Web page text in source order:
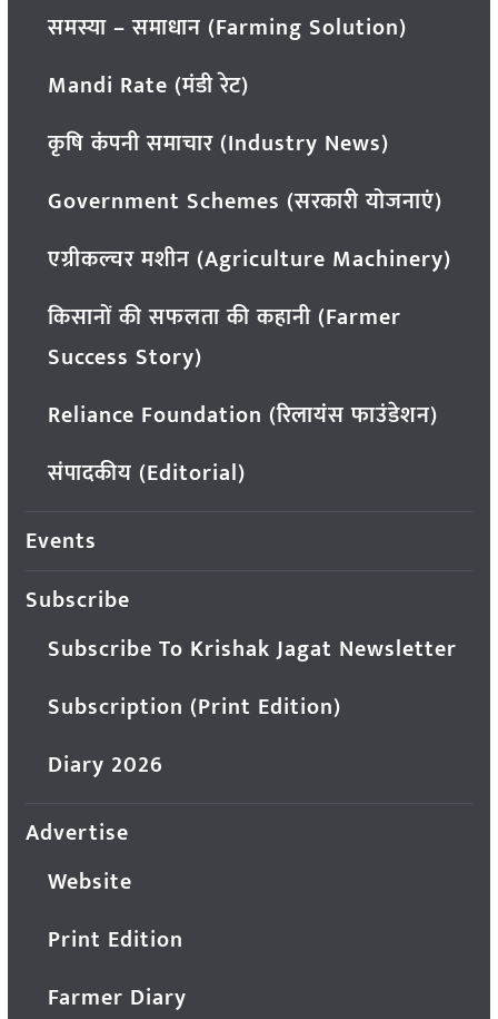
समस्या – समाधान (Farming Solution)
Mandi Rate (मंडी रेट)
कृषि कंपनी समाचार (Industry News)
Government Schemes (सरकारी योजनाएं)
एग्रीकल्चर मशीन (Agriculture Machinery)
किसानों की सफलता की कहानी (Farmer
Success Story)
Reliance Foundation (रिलायंस फाउंडेशन)
संपादकीय (Editorial)
Events
Subscribe
Subscribe To Krishak Jagat Newsletter
Subscription (Print Edition)
Diary 2026
Advertise
Website
Print Edition
Farmer Diary